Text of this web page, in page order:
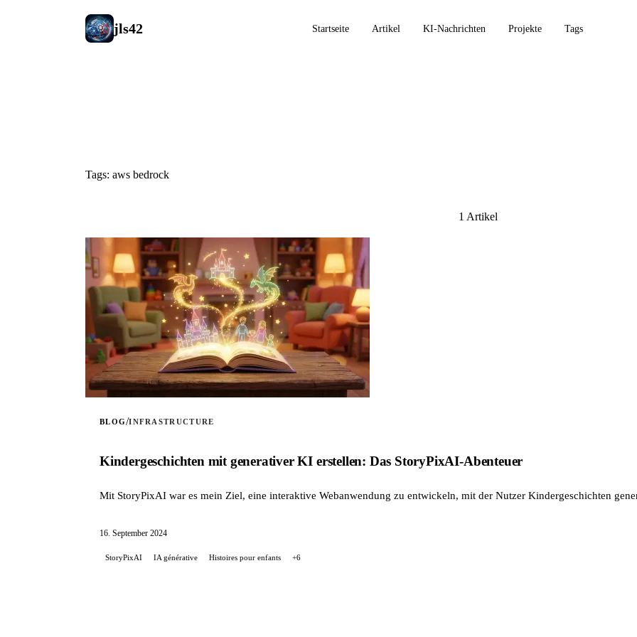
jls42 Startseite Artikel KI-Nachrichten Projekte Tags
Tags: aws bedrock
1 Artikel
BLOG/INFRASTRUCTURE
Kinder­geschichten mit generativer KI erstellen: Das StoryPixAI-Abenteuer
Mit StoryPixAI war es mein Ziel, eine interaktive Webanwendung zu entwickeln, mit der Nutzer Kindergeschichten
16. September 2024
StoryPixAI IA générative Histoires pour enfants +6